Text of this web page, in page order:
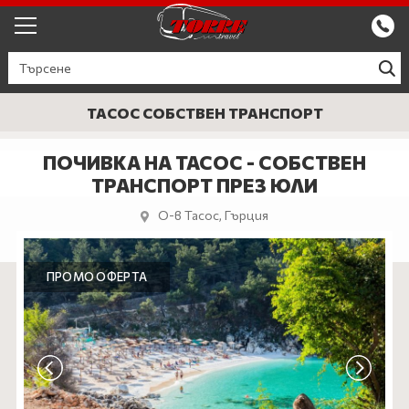
ЕКСКУРЗИИ ОТ ПЛОВДИВ
Круизи с водач
БЪЛГАРИЯ
ГЪРЦИЯ
ТУРЦИЯ
СЕПТЕМВРИЙСКИ ПРАЗНИЦИ
ПОЧИВКИ В ТУРЦИЯ 2026
ТАСОС СОБСТВЕН ТРАНСПОРТ
ПОЧИВКА НА ТАСОС - СОБСТВЕН
ТРАНСПОРТ ПРЕЗ ЮЛИ
О-в Тасос, Гърция
ПРОМО ОФЕРТА